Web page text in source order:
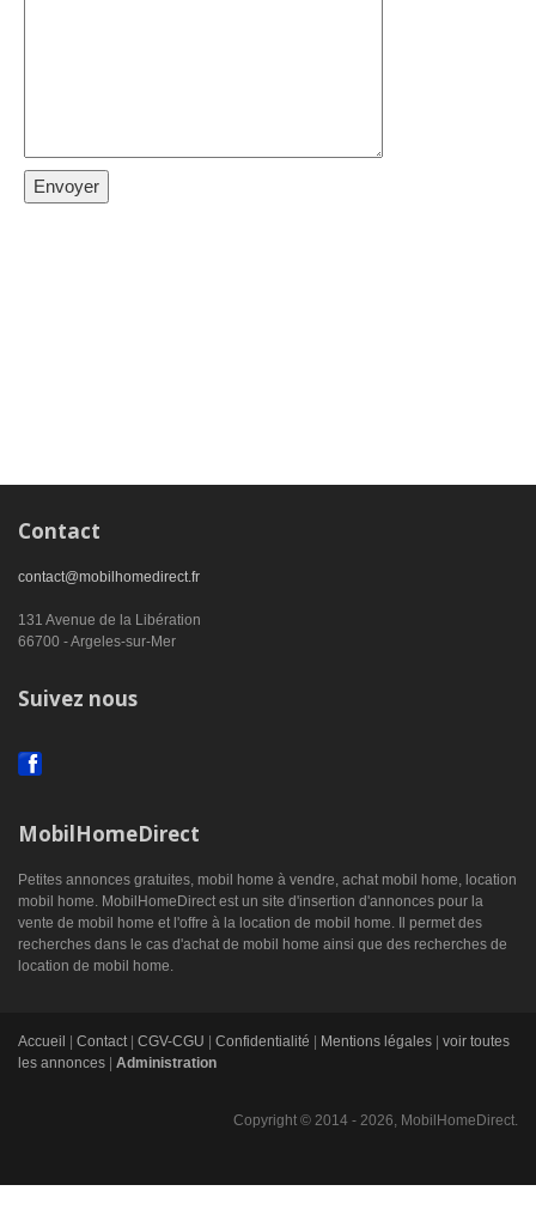
Contact
contact@mobilhomedirect.fr
131 Avenue de la Libération
66700 - Argeles-sur-Mer
Suivez nous
MobilHomeDirect
Petites annonces gratuites, mobil home à vendre, achat mobil home, location
mobil home. MobilHomeDirect est un site d'insertion d'annonces pour la
vente de mobil home et l'offre à la location de mobil home. Il permet des
recherches dans le cas d'achat de mobil home ainsi que des recherches de
location de mobil home.
Accueil Contact| CGV-CGU Confidentialité Mentions légales
voir toutes
les annonces
Administration
Copyright © 2014 - 2026, MobilHomeDirect.